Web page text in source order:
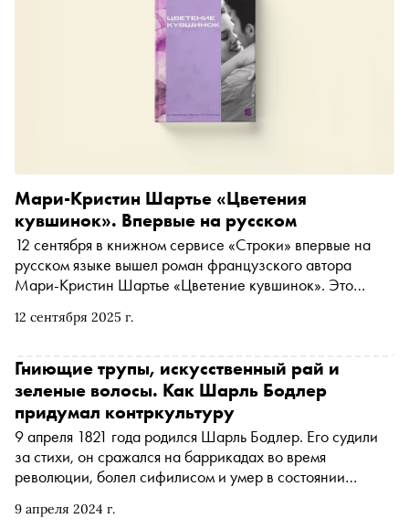
12 сентября 2025 г.
Мари-Кристин Шартье «Цветения
кувшинок». Впервые на русском
12 сентября в книжном сервисе «Строки» впервые на
русском языке вышел роман французского автора
Мари-Кристин Шартье «Цветение кувшинок». Это
себя и свою любовь в погоне за успехом. «Сноб»
9 апреля 2024 г.
Гниющие трупы, искусственный рай и
зеленые волосы. Как Шарль Бодлер
придумал контркультуру
9 апреля 1821 года родился Шарль Бодлер. Его судили
за стихи, он сражался на баррикадах во время
революции, болел сифилисом и умер в состоянии
назвали «проклятым», почему Бодлер упивался